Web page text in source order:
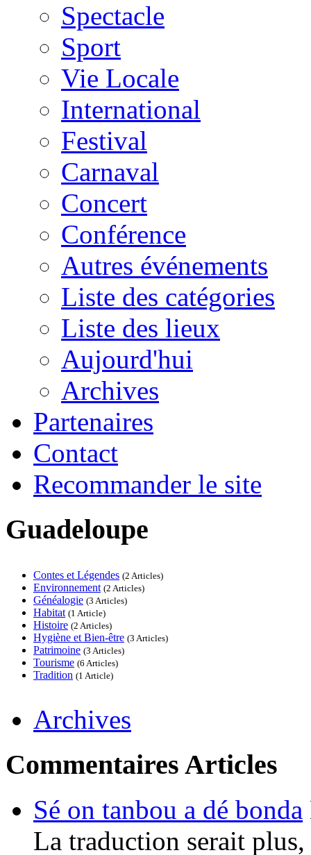
Spectacle
Sport
Vie Locale
International
Festival
Carnaval
Concert
Conférence
Autres événements
Liste des catégories
Liste des lieux
Aujourd'hui
Archives
Partenaires
Contact
Recommander le site
Guadeloupe
Contes et Légendes (2 Articles)
Environnement (2 Articles)
Généalogie (3 Articles)
Habitat (1 Article)
Histoire (2 Articles)
Hygiène et Bien-être (3 Articles)
Patrimoine (3 Articles)
Tourisme (6 Articles)
Tradition (1 Article)
Archives
Commentaires Articles
Sé on tanbou a dé bonda
La traduction serait